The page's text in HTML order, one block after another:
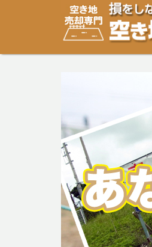
空き地・土地の「売却
り安めの売却金額と言